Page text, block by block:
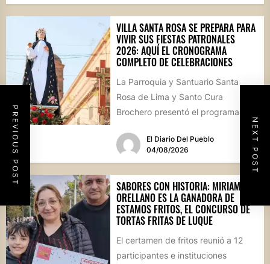
PREVIOUS POST NEXT POST
VILLA SANTA ROSA SE PREPARA PARA
VIVIR SUS FIESTAS PATRONALES
2026: AQUÍ EL CRONOGRAMA
COMPLETO DE CELEBRACIONES
La Parroquia y Santuario Santa
Rosa de Lima y Santo Cura
Brochero presentó el programa
El Diario Del Pueblo
04/08/2026
SABORES CON HISTORIA: MIRIAM
ORELLANO ES LA GANADORA DE
ESTAMOS FRITOS, EL CONCURSO DE
TORTAS FRITAS DE LUQUE
El certamen de fritos reunió a 12
participantes e instituciones